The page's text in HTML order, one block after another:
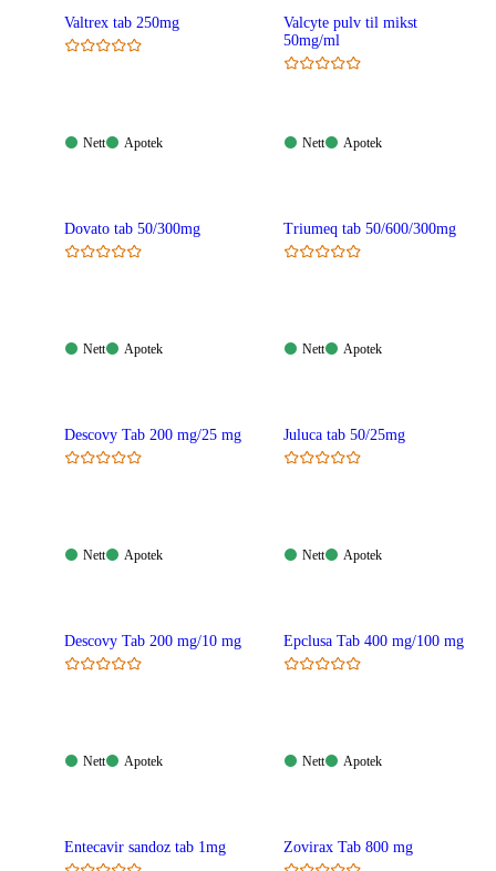
Valtrex tab 250mg
Nett:
Nett
Apotek:
Apotek
Valcyte pulv til mikst
50mg/ml
Nett:
Nett
Apotek:
Apotek
Dovato tab 50/300mg
Nett:
Nett
Apotek:
Apotek
Triumeq tab 50/600/300mg
Nett:
Nett
Apotek:
Apotek
Descovy Tab 200 mg/25 mg
Nett:
Nett
Apotek:
Apotek
Juluca tab 50/25mg
Nett:
Nett
Apotek:
Apotek
Descovy Tab 200 mg/10 mg
Nett:
Nett
Apotek:
Apotek
Epclusa Tab 400 mg/100 mg
Nett:
Nett
Apotek:
Apotek
Entecavir sandoz tab 1mg Zovirax Tab 800 mg